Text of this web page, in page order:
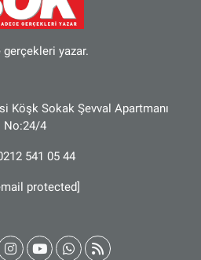
gerçekleri yazar.
Köşk Sokak Şevval Apartmanı
No:24/4
541 05 44
protected]